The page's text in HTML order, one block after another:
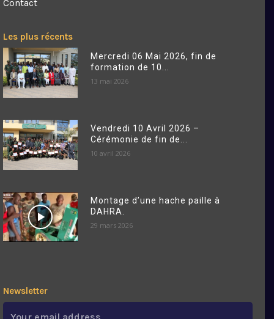
Contact
Les plus récents
Mercredi 06 Mai 2026, fin de
formation de 10...
13 mai 2026
Vendredi 10 Avril 2026 –
Cérémonie de fin de...
10 avril 2026
Montage d’une hache paille à
DAHRA.
29 mars 2026
Newsletter